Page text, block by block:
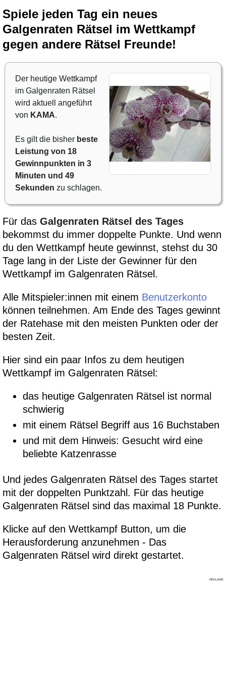
Spiele jeden Tag ein neues
Galgenraten Rätsel im Wettkampf
gegen andere Rätsel Freunde!
Der heutige Wettkampf
im Galgenraten Rätsel
wird aktuell angeführt
von KAMA.
Es gilt die bisher beste
Leistung von 18
Gewinnpunkten in 3
Minuten und 49
Sekunden zu schlagen.
Für das Galgenraten Rätsel des Tages
bekommst du immer doppelte Punkte. Und wenn
du den Wettkampf heute gewinnst, stehst du 30
Tage lang in der Liste der Gewinner für den
Wettkampf im Galgenraten Rätsel.
Alle Mitspieler:innen mit einem Benutzerkonto
können teilnehmen. Am Ende des Tages gewinnt
der Ratehase mit den meisten Punkten oder der
besten Zeit.
Hier sind ein paar Infos zu dem heutigen
Wettkampf im Galgenraten Rätsel:
das heutige Galgenraten Rätsel ist normal
schwierig
mit einem Rätsel Begriff aus 16 Buchstaben
und mit dem Hinweis: Gesucht wird eine
beliebte Katzenrasse
Und jedes Galgenraten Rätsel des Tages startet
mit der doppelten Punktzahl. Für das heutige
Galgenraten Rätsel sind das maximal 18 Punkte.
Klicke auf den Wettkampf Button, um die
Herausforderung anzunehmen - Das
Galgenraten Rätsel wird direkt gestartet.
REKLAME